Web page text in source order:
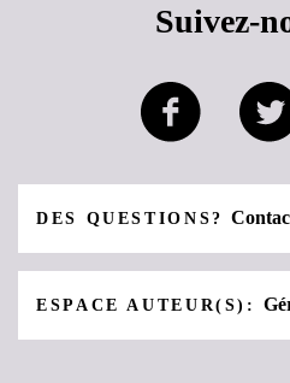
Suivez-
DES QUESTIONS?
ESPACE AUTEUR(S):